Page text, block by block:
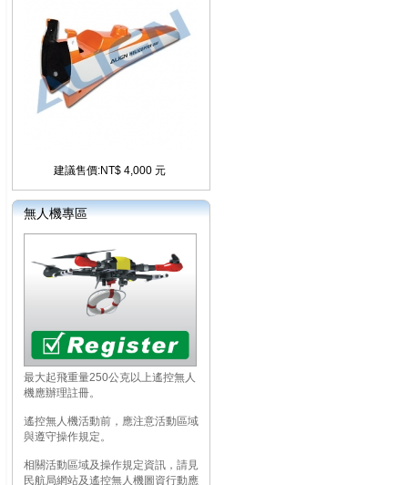
建議售價:NT$ 4,000 元
無人機專區
最大起飛重量250公克以上遙控無人
機應辦理註冊。
遙控無人機活動前，應注意活動區域
與遵守操作規定。
相關活動區域及操作規定資訊，請見
民航局網站及遙控無人機圖資行動應